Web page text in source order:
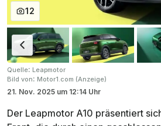
12
Quelle: Leapmotor
Bild von: Motor1.com (Anzeige)
21. Nov. 2025 um 12:14 Uhr
Der Leapmotor A10 präsentiert